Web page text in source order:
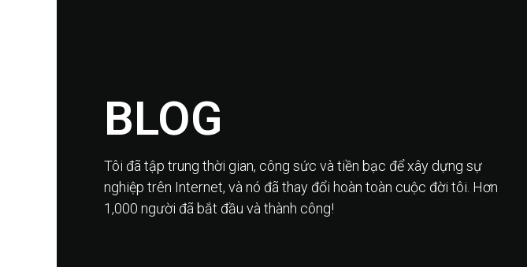
BLOG
Tôi đã tập trung thời gian, công sức và tiền bạc để xây dựng sự
nghiệp trên Internet, và nó đã thay đổi hoàn toàn cuộc đời tôi. Hơn
1,000 người đã bắt đầu và thành công!